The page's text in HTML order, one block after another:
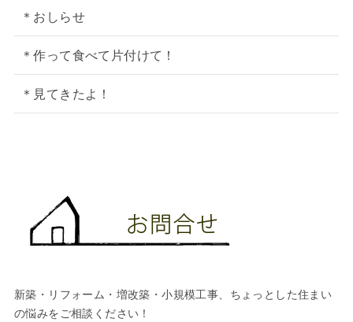
＊おしらせ
＊作って食べて片付けて！
＊見てきたよ！
新築・リフォーム・増改築・小規模工事、ちょっとした住まい
の悩みをご相談ください！